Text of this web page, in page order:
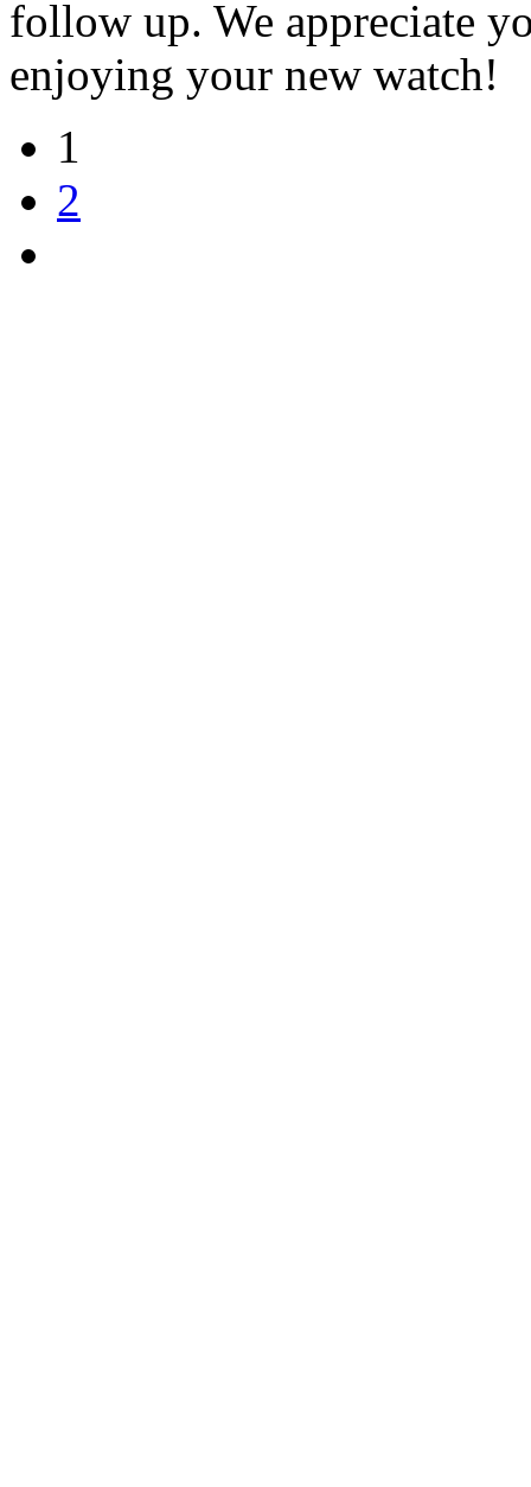
follow up. We appreciate
enjoying your new watch!
1
2